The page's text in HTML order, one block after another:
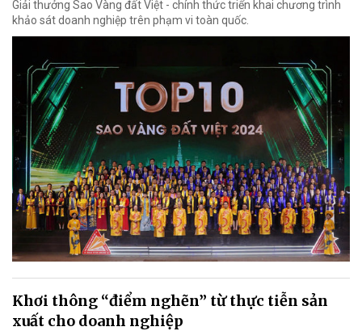
Giải thưởng Sao Vàng đất Việt - chính thức triển khai chương trình
khảo sát doanh nghiệp trên phạm vi toàn quốc.
Khơi thông “điểm nghẽn” từ thực tiễn sản
xuất cho doanh nghiệp